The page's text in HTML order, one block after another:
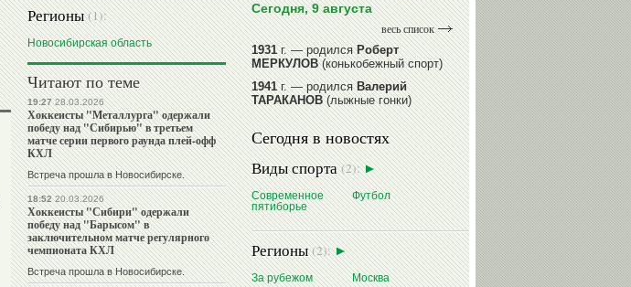
Регионы(1):
Новосибирская область
Читают по теме
19:2728.03.2026
Хоккеисты "Металлурга" одержали
победу над "Сибирью" в третьем
матче серии первого раунда плей-офф
КХЛ
Встреча прошла в Новосибирске.
18:5220.03.2026
Хоккеисты "Сибири" одержали
победу над "Барысом" в
заключительном матче регулярного
чемпионата КХЛ
Встреча прошла в Новосибирске.
Сегодня, 9 августа
весь список
1931г. — родилсяРоберт
МЕРКУЛОВ(конькобежный спорт)
1941г. — родилсяВалерий
ТАРАКАНОВ(лыжные гонки)
1945г. — родилсяАлександр
ГОРЕЛИК(фигурное катание на
коньках)
1945г. — родилсяЗураб
САКАНДЕЛИДЗЕ(баскетбол)
1954г. — родиласьОльга
КНЯЗЕВА(фехтование)
читать далее
Сегодня в новостях
Виды спорта(2):
Современное
пятиборье
Футбол
Регионы(2):
За рубежом Москва